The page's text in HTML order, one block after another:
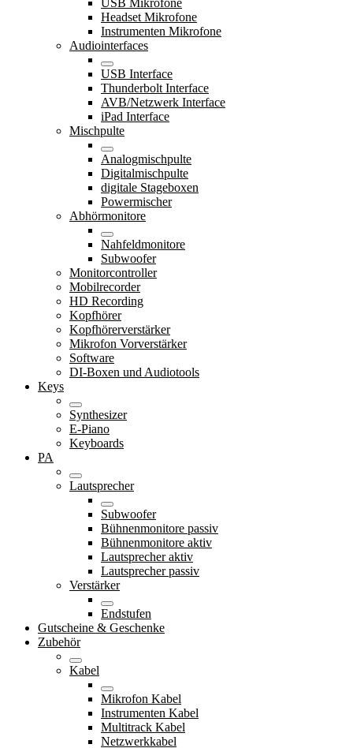
USB Mikrofone
Headset Mikrofone
Instrumenten Mikrofone
Audiointerfaces
USB Interface
Thunderbolt Interface
AVB/Netzwerk Interface
iPad Interface
Mischpulte
Analogmischpulte
Digitalmischpulte
digitale Stageboxen
Powermischer
Abhörmonitore
Nahfeldmonitore
Subwoofer
Monitorcontroller
Mobilrecorder
HD Recording
Kopfhörer
Kopfhörerverstärker
Mikrofon Vorverstärker
Software
DI-Boxen und Audiotools
Keys
Synthesizer
E-Piano
Keyboards
PA
Lautsprecher
Subwoofer
Bühnenmonitore passiv
Bühnenmonitore aktiv
Lautsprecher aktiv
Lautsprecher passiv
Verstärker
Endstufen
Gutscheine & Geschenke
Zubehör
Kabel
Mikrofon Kabel
Instrumenten Kabel
Multitrack Kabel
Netzwerkkabel